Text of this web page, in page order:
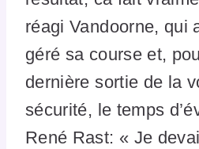
réagi Vandoorne, qui
géré sa course et,
dernière sortie de la
sécurité, le temps
René Rast: « Je